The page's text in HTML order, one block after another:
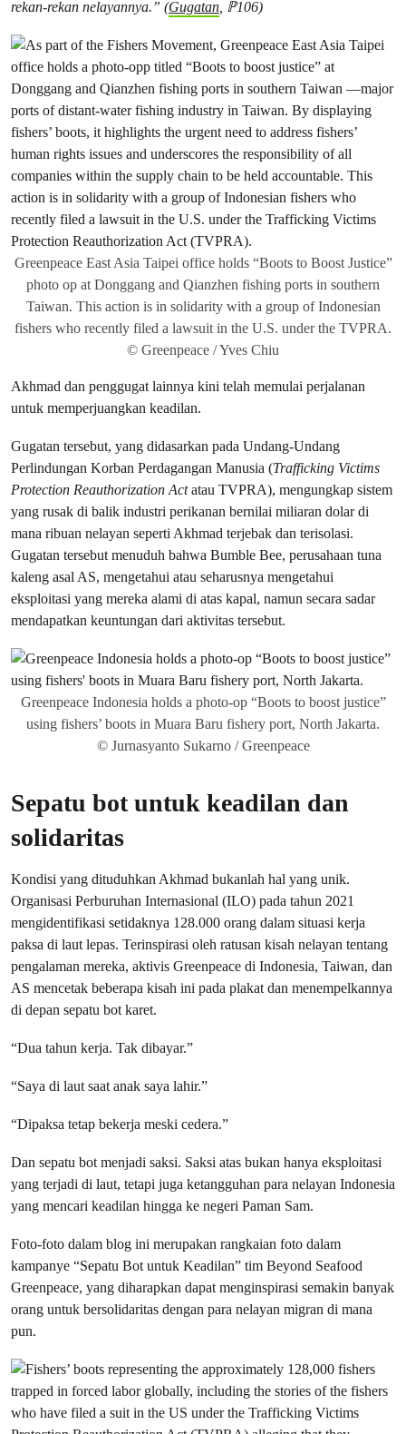
rekan-rekan nelayannya.” (Gugatan, ℙ106)
Greenpeace East Asia Taipei office holds “Boots to Boost Justice”
photo op at Donggang and Qianzhen fishing ports in southern
Taiwan. This action is in solidarity with a group of Indonesian
fishers who recently filed a lawsuit in the U.S. under the TVPRA.
© Greenpeace / Yves Chiu
Akhmad dan penggugat lainnya kini telah memulai perjalanan
untuk memperjuangkan keadilan.
Gugatan tersebut, yang didasarkan pada Undang-Undang
Perlindungan Korban Perdagangan Manusia (Trafficking Victims
Protection Reauthorization Actatau TVPRA), mengungkap sistem
yang rusak di balik industri perikanan bernilai miliaran dolar di
mana ribuan nelayan seperti Akhmad terjebak dan terisolasi.
Gugatan tersebut menuduh bahwa Bumble Bee, perusahaan tuna
kaleng asal AS, mengetahui atau seharusnya mengetahui
eksploitasi yang mereka alami di atas kapal, namun secara sadar
mendapatkan keuntungan dari aktivitas tersebut.
Greenpeace Indonesia holds a photo-op “Boots to boost justice”
using fishers’ boots in Muara Baru fishery port, North Jakarta.
© Jurnasyanto Sukarno / Greenpeace
Sepatu bot untuk keadilan dan
solidaritas
Kondisi yang dituduhkan Akhmad bukanlah hal yang unik.
Organisasi Perburuhan Internasional (ILO) pada tahun 2021
mengidentifikasi setidaknya 128.000 orang dalam situasi kerja
paksa di laut lepas. Terinspirasi oleh ratusan kisah nelayan tentang
pengalaman mereka, aktivis Greenpeace di Indonesia, Taiwan, dan
AS mencetak beberapa kisah ini pada plakat dan menempelkannya
di depan sepatu bot karet.
“Dua tahun kerja. Tak dibayar.”
“Saya di laut saat anak saya lahir.”
“Dipaksa tetap bekerja meski cedera.”
Dan sepatu bot menjadi saksi. Saksi atas bukan hanya eksploitasi
yang terjadi di laut, tetapi juga ketangguhan para nelayan Indonesia
yang mencari keadilan hingga ke negeri Paman Sam.
Foto-foto dalam blog ini merupakan rangkaian foto dalam
kampanye “Sepatu Bot untuk Keadilan” tim Beyond Seafood
Greenpeace, yang diharapkan dapat menginspirasi semakin banyak
orang untuk bersolidaritas dengan para nelayan migran di mana
pun.